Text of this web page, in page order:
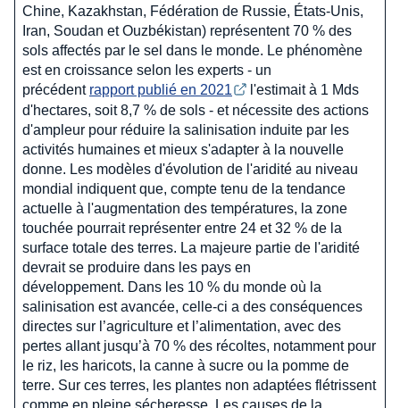
Chine, Kazakhstan, Fédération de Russie, États-Unis,
Iran, Soudan et Ouzbékistan) représentent 70 % des
sols affectés par le sel dans le monde. Le phénomène
est en croissance selon les experts - un
précédent rapport publié en 2021
l'estimait à 1 Mds
d'hectares, soit 8,7 % de sols - et nécessite des actions
d'ampleur pour réduire la salinisation induite par les
activités humaines et mieux s'adapter à la nouvelle
donne. Les modèles d'évolution de l'aridité au niveau
mondial indiquent que, compte tenu de la tendance
actuelle à l'augmentation des températures, la zone
touchée pourrait représenter entre 24 et 32 % de la
surface totale des terres. La majeure partie de l'aridité
devrait se produire dans les pays en
développement. Dans les 10 % du monde où la
salinisation est avancée, celle-ci a des conséquences
directes sur l’agriculture et l’alimentation, avec des
pertes allant jusqu’à 70 % des récoltes, notamment pour
le riz, les haricots, la canne à sucre ou la pomme de
terre. Sur ces terres, les plantes non adaptées flétrissent
comme en pleine sécheresse. Les causes de la